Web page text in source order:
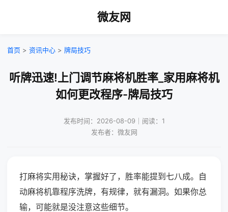
微友网
首页 > 资讯中心 > 牌局技巧
听牌迅速!上门调节麻将机胜率_家用麻将机
如何更改程序-牌局技巧
发布时间：2026-08-09｜阅读：1
发布者：微友网
打麻将实用秘诀，掌握好了，胜率能提到七八成。自
动麻将机靠程序洗牌，有规律，就有漏洞。如果你总
输，可能就是没注意这些细节。